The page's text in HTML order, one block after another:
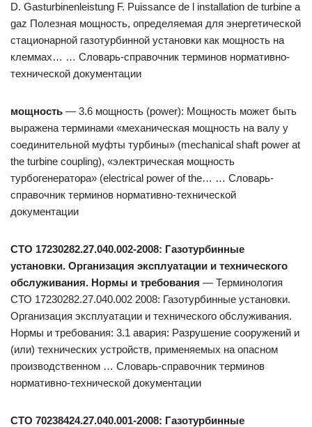
D. Gasturbinenleistung F. Puissance de l installation de turbine a
gaz Полезная мощность, определяемая для энергетической
стационарной газотурбинной установки как мощность на
клеммах… … Словарь-справочник терминов нормативно-
технической документации
мощность — 3.6 мощность (power): Мощность может быть
выражена терминами «механическая мощность на валу у
соединительной муфты турбины» (mechanical shaft power at
the turbine coupling), «электрическая мощность
турбогенератора» (electrical power of the… … Словарь-
справочник терминов нормативно-технической
документации
СТО 17230282.27.040.002-2008: Газотурбинные
установки. Организация эксплуатации и технического
обслуживания. Нормы и требования — Терминология
СТО 17230282.27.040.002 2008: Газотурбинные установки.
Организация эксплуатации и технического обслуживания.
Нормы и требования: 3.1 авария: Разрушение сооружений и
(или) технических устройств, применяемых на опасном
производственном … Словарь-справочник терминов
нормативно-технической документации
СТО 70238424.27.040.001-2008: Газотурбинные